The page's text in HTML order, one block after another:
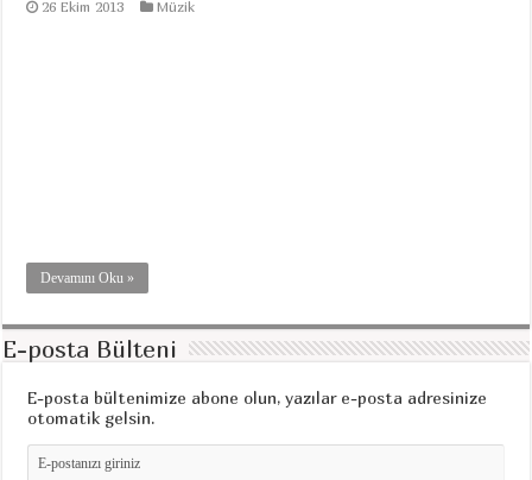
26 Ekim 2013 Müzik
Devamını Oku »
E-posta Bülteni
E-posta bültenimize abone olun, yazılar e-posta adresinize
otomatik gelsin.